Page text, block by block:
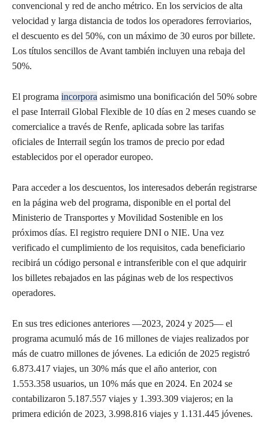
convencional y red de ancho métrico. En los servicios de alta
velocidad y larga distancia de todos los operadores ferroviarios,
el descuento es del 50%, con un máximo de 30 euros por billete.
Los títulos sencillos de Avant también incluyen una rebaja del
50%.
El programa incorpora asimismo una bonificación del 50% sobre
el pase Interrail Global Flexible de 10 días en 2 meses cuando se
comercialice a través de Renfe, aplicada sobre las tarifas
oficiales de Interrail según los tramos de precio por edad
establecidos por el operador europeo.
Para acceder a los descuentos, los interesados deberán registrarse
en la página web del programa, disponible en el portal del
Ministerio de Transportes y Movilidad Sostenible en los
próximos días. El registro requiere DNI o NIE. Una vez
verificado el cumplimiento de los requisitos, cada beneficiario
recibirá un código personal e intransferible con el que adquirir
los billetes rebajados en las páginas web de los respectivos
operadores.
En sus tres ediciones anteriores —2023, 2024 y 2025— el
programa acumuló más de 16 millones de viajes realizados por
más de cuatro millones de jóvenes. La edición de 2025 registró
6.873.417 viajes, un 30% más que el año anterior, con
1.553.358 usuarios, un 10% más que en 2024. En 2024 se
contabilizaron 5.187.557 viajes y 1.393.309 viajeros; en la
primera edición de 2023, 3.998.816 viajes y 1.131.445 jóvenes.